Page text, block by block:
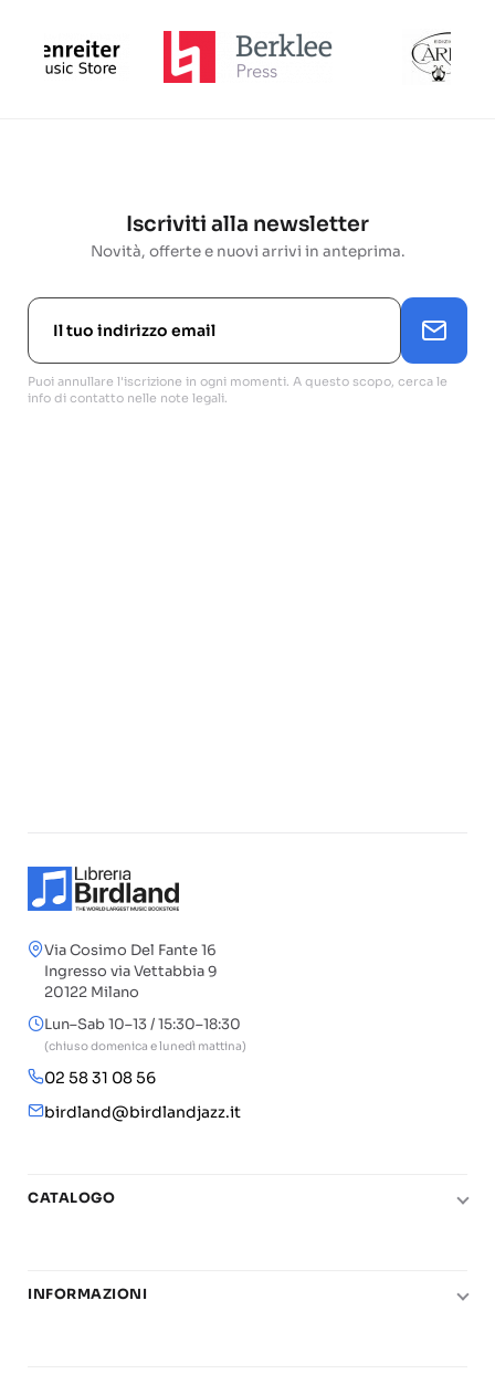
Iscriviti alla newsletter
Novità, offerte e nuovi arrivi in anteprima.
Puoi annullare l'iscrizione in ogni momenti. A questo scopo, cerca le
info di contatto nelle note legali.
Via Cosimo Del Fante 16
Ingresso via Vettabbia 9
20122 Milano
Lun–Sab 10–13 / 15:30–18:30
(chiuso domenica e lunedì mattina)
02 58 31 08 56
birdland@birdlandjazz.it
CATALOGO
Chitarra
INFORMAZIONI